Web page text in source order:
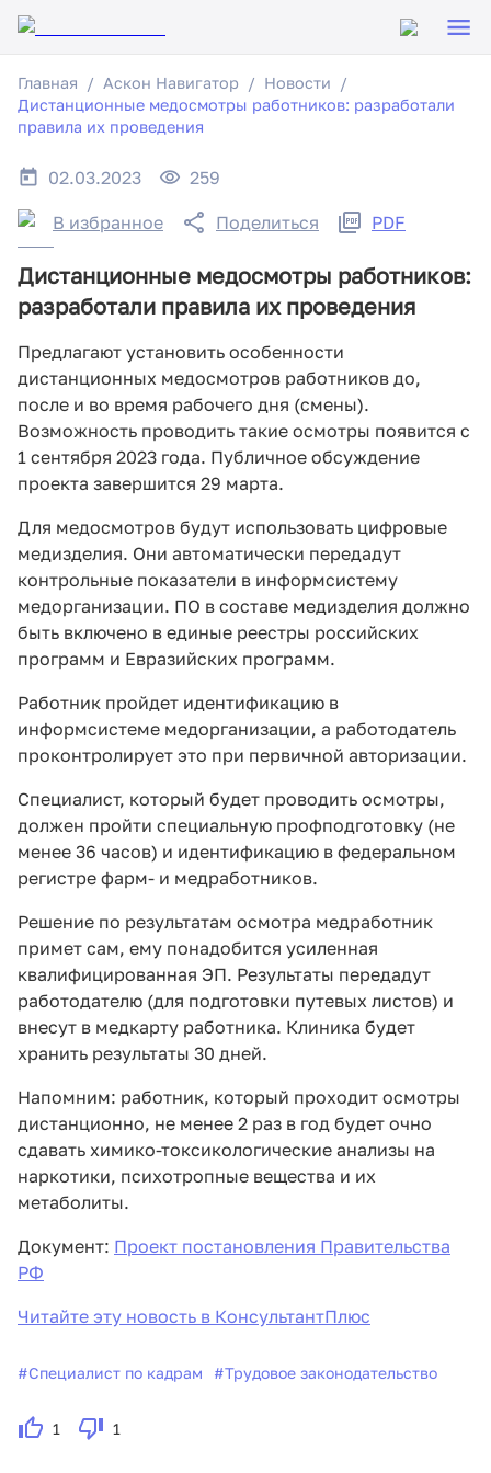
Главная Аскон Навигатор
Новости
Дистанционные медосмотры работников: разработали
правила их проведения
02.03.2023 259
В избранное Поделиться PDF
Дистанционные медосмотры работников:
разработали правила их проведения
Предлагают установить особенности
дистанционных медосмотров работников до,
после и во время рабочего дня (смены).
Возможность проводить такие осмотры появится с
1 сентября 2023 года. Публичное обсуждение
проекта завершится 29 марта.
Для медосмотров будут использовать цифровые
медизделия. Они автоматически передадут
контрольные показатели в информсистему
медорганизации. ПО в составе медизделия должно
быть включено в единые реестры российских
программ и Евразийских программ.
Работник пройдет идентификацию в
информсистеме медорганизации, а работодатель
проконтролирует это при первичной авторизации.
Специалист, который будет проводить осмотры,
должен пройти специальную профподготовку (не
менее 36 часов) и идентификацию в федеральном
регистре фарм- и медработников.
Решение по результатам осмотра медработник
примет сам, ему понадобится усиленная
квалифицированная ЭП. Результаты передадут
работодателю (для подготовки путевых листов) и
внесут в медкарту работника. Клиника будет
хранить результаты 30 дней.
Напомним: работник, который проходит осмотры
дистанционно, не менее 2 раз в год будет очно
сдавать химико-токсикологические анализы на
наркотики, психотропные вещества и их
метаболиты.
Документ: Проект постановления Правительства
РФ
Читайте эту новость в КонсультантПлюс
#Специалист по кадрам #Трудовое законодательство
1 1